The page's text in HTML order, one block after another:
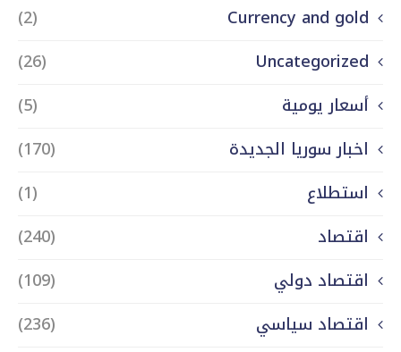
Currency and gold
(2)
Uncategorized
(26)
أسعار يومية
(5)
اخبار سوريا الجديدة
(170)
استطلاع
(1)
اقتصاد
(240)
اقتصاد دولي
(109)
اقتصاد سياسي
(236)